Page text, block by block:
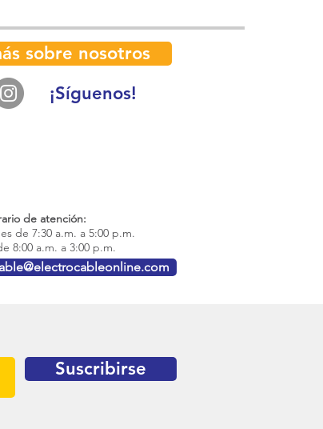
sobre nosotros
¡Síguenos!
de atención:
de 7:30 a.m. a 5:00 p.m.
8:00 a.m. a 3:00 p.m.
Suscribirse